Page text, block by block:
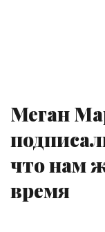
Меган
что нам
время